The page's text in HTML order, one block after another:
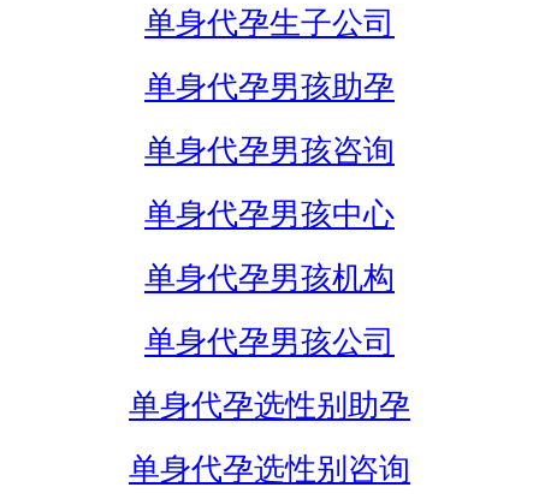
单身代孕生子公司
单身代孕男孩助孕
单身代孕男孩咨询
单身代孕男孩中心
单身代孕男孩机构
单身代孕男孩公司
单身代孕选性别助孕
单身代孕选性别咨询